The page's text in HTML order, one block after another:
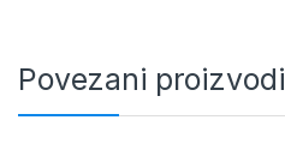
Povezani proizvodi